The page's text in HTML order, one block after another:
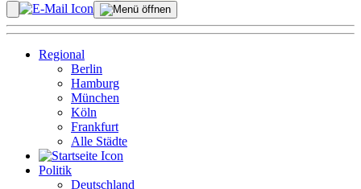
Regional
Berlin
Hamburg
München
Köln
Frankfurt
Alle Städte
Politik
Deutschland